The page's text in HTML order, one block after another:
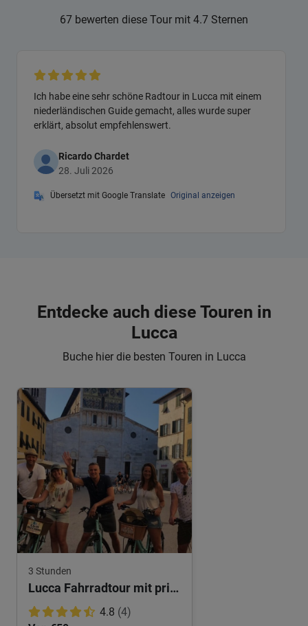
67 bewerten diese Tour mit 4.7 Sternen
Ich habe eine sehr schöne Radtour in Lucca mit einem
niederländischen Guide gemacht, alles wurde super
erklärt, absolut empfehlenswert.
Ricardo Chardet
28. Juli 2026
Übersetzt mit Google Translate Original anzeigen
Entdecke auch diese Touren in
Lucca
Buche hier die besten Touren in Lucca
3 Stunden
Lucca Fahrradtour mit privatem Guide
4.8 (4)